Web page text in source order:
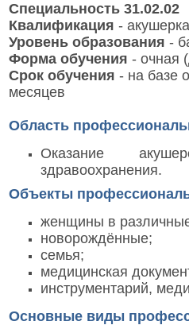
Специальность 31.02.02
Квалификация - акушерка
Уровень образования -
Форма обучения - очная
Срок обучения - на базе
месяцев
Область
Оказание
здравоохранения.
Объекты
женщины в
новорождённые;
семья;
медицинская
инструментарий,
Основные виды